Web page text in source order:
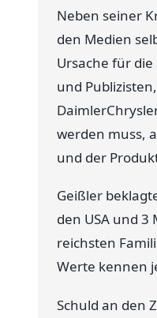
Neben seiner
den Medien
Ursache für
und
werden muss,
und der
Geißler
den USA und
reichsten
Werte kennen
Schuld an den